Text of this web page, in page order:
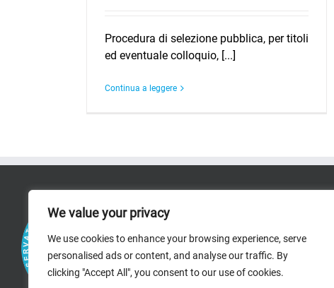
We value your privacy
We use cookies to enhance your browsing experience, serve
personalised ads or content, and analyse our traffic. By
clicking "Accept All", you consent to our use of cookies.
Procedura di selezione pubblica, per titoli
ed eventuale colloquio, [...]
Continua a leggere
AREE DI RICERCA
PROGETTI